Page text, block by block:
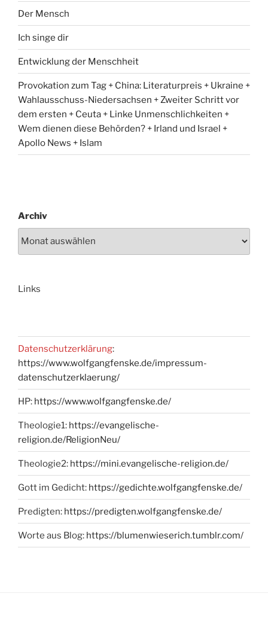
Der Mensch
Ich singe dir
Entwicklung der Menschheit
Provokation zum Tag + China: Literaturpreis + Ukraine +
Wahlausschuss-Niedersachsen + Zweiter Schritt vor
dem ersten + Ceuta + Linke Unmenschlichkeiten +
Wem dienen diese Behörden? + Irland und Israel +
Apollo News + Islam
Archiv
Links
Datenschutzerklärung:
https://www.wolfgangfenske.de/impressum-
datenschutzerklaerung/
HP: https://www.wolfgangfenske.de/
Theologie1: https://evangelische-
religion.de/ReligionNeu/
Theologie2: https://mini.evangelische-religion.de/
Gott im Gedicht: https://gedichte.wolfgangfenske.de/
Predigten: https://predigten.wolfgangfenske.de/
Worte aus Blog: https://blumenwieserich.tumblr.com/